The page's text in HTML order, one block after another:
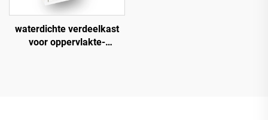
waterdichte verdeelkast
voor oppervlakte-